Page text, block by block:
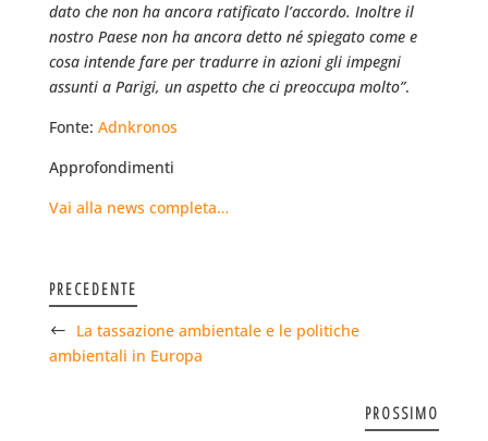
dato che non ha ancora ratificato l’accordo. Inoltre il
nostro Paese non ha ancora detto né spiegato come e
cosa intende fare per tradurre in azioni gli impegni
assunti a Parigi, un aspetto che ci preoccupa molto”.
Fonte: Adnkronos
Approfondimenti
Vai alla news completa…
PRECEDENTE
La tassazione ambientale e le politiche
ambientali in Europa
PROSSIMO